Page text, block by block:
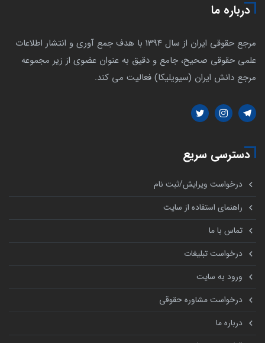
درباره ما
مرجع حقوقی ایران از سال 1394 با هدف جمع آوری و انتشار اطلاعات
علمی حقوقی صحیح، جامع و دقیق به عنوان عضوی از زیر مجموعه
مرجع دانش ایران (سیویلیکا) فعالیت می کند.
دسترسی سریع
درخواست ویرایش/ثبت نام
راهنمای استفاده از سایت
تماس با ما
درخواست تبلیغات
ورود به سایت
درخواست مشاوره حقوقی
درباره ما